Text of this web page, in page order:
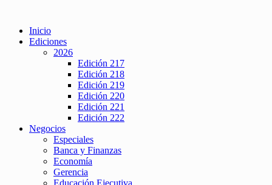
Inicio
Ediciones
2026
Edición 217
Edición 218
Edición 219
Edición 220
Edición 221
Edición 222
Negocios
Especiales
Banca y Finanzas
Economía
Gerencia
Educación Ejecutiva